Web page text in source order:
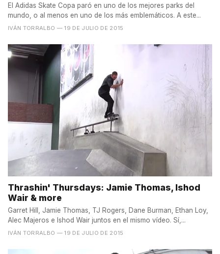
El Adidas Skate Copa paró en uno de los mejores parks del
mundo, o al menos en uno de los más emblemáticos. A este...
IVÁN TORRALBO — 19 DE JULIO DE 2015
Thrashin' Thursdays: Jamie Thomas, Ishod
Wair & more
Garret Hill, Jamie Thomas, TJ Rogers, Dane Burman, Ethan Loy,
Alec Majeros e Ishod Wair juntos en el mismo vídeo. Sí,...
IVÁN TORRALBO — 19 DE JULIO DE 2015